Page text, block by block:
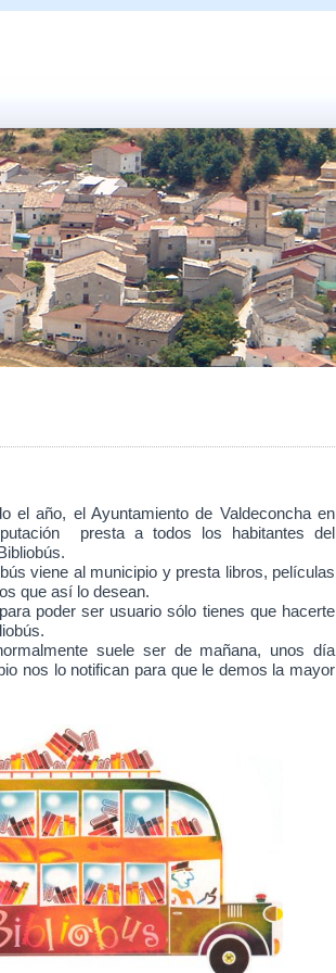
el año, el Ayuntamiento de Valdeconcha en
presta a todos los habitantes del
viene al municipio y presta libros, películas
que así lo desean.
poder ser usuario sólo tienes que hacerte
suele ser de mañana, unos día
nos lo notifican para que le demos la mayor